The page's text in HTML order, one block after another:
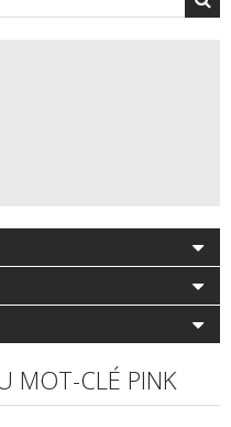
MOT-CLÉ PINK